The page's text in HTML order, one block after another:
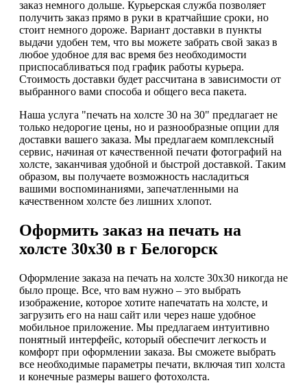
заказ немного дольше. Курьерская служба позволяет
получить заказ прямо в руки в кратчайшие сроки, но
стоит немного дороже. Вариант доставки в пункты
выдачи удобен тем, что вы можете забрать свой заказ в
любое удобное для вас время без необходимости
приспосабливаться под график работы курьера.
Стоимость доставки будет рассчитана в зависимости от
выбранного вами способа и общего веса пакета.
Наша услуга "печать на холсте 30 на 30" предлагает не
только недорогие цены, но и разнообразные опции для
доставки вашего заказа. Мы предлагаем комплексный
сервис, начиная от качественной печати фотографий на
холсте, заканчивая удобной и быстрой доставкой. Таким
образом, вы получаете возможность насладиться
вашими воспоминаниями, запечатленными на
качественном холсте без лишних хлопот.
Оформить заказ на печать на
холсте 30х30 в г Белогорск
Оформление заказа на печать на холсте 30х30 никогда не
было проще. Все, что вам нужно – это выбрать
изображение, которое хотите напечатать на холсте, и
загрузить его на наш сайт или через наше удобное
мобильное приложение. Мы предлагаем интуитивно
понятный интерфейс, который обеспечит легкость и
комфорт при оформлении заказа. Вы сможете выбрать
все необходимые параметры печати, включая тип холста
и конечные размеры вашего фотохолста.